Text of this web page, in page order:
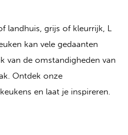
landhuis, grijs of kleurrijk, L
kan vele gedaanten
van de omstandigheden van
Ontdek onze
en laat je inspireren.